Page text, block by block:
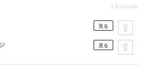
5 Keywords
見る
見る デ